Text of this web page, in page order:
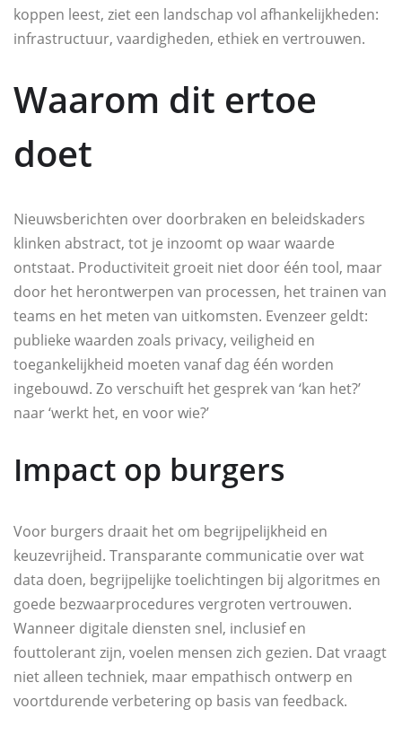
koppen leest, ziet een landschap vol afhankelijkheden:
infrastructuur, vaardigheden, ethiek en vertrouwen.
Waarom dit ertoe
doet
Nieuwsberichten over doorbraken en beleidskaders
klinken abstract, tot je inzoomt op waar waarde
ontstaat. Productiviteit groeit niet door één tool, maar
door het herontwerpen van processen, het trainen van
teams en het meten van uitkomsten. Evenzeer geldt:
publieke waarden zoals privacy, veiligheid en
toegankelijkheid moeten vanaf dag één worden
ingebouwd. Zo verschuift het gesprek van ‘kan het?’
naar ‘werkt het, en voor wie?’
Impact op burgers
Voor burgers draait het om begrijpelijkheid en
keuzevrijheid. Transparante communicatie over wat
data doen, begrijpelijke toelichtingen bij algoritmes en
goede bezwaarprocedures vergroten vertrouwen.
Wanneer digitale diensten snel, inclusief en
fouttolerant zijn, voelen mensen zich gezien. Dat vraagt
niet alleen techniek, maar empathisch ontwerp en
voortdurende verbetering op basis van feedback.